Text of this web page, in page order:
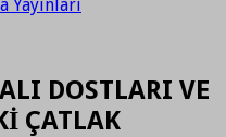
Yayınları
DOSTLARI VE
ÇATLAK